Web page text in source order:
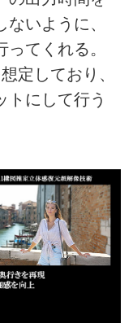
いように、
てくれる。
定しており、
トにして行う